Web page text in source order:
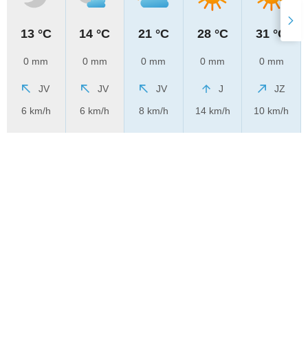
13 °C
0 mm
JV
6 km/h
14 °C
0 mm
JV
6 km/h
21 °C
0 mm
JV
8 km/h
28 °C
0 mm
J
14 km/h
31 °C
0 mm
JZ
10 km/h